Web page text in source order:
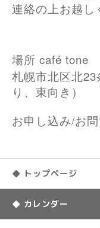
連絡の上お越し
場所 café tone
札幌市北区北23
り、東向き）
お申し込み/お
◆ トップページ
◆ カレンダー